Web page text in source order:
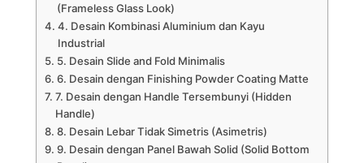
(Frameless Glass Look)
4. Desain Kombinasi Aluminium dan Kayu
Industrial
5. Desain Slide and Fold Minimalis
6. Desain dengan Finishing Powder Coating Matte
7. Desain dengan Handle Tersembunyi (Hidden
Handle)
8. Desain Lebar Tidak Simetris (Asimetris)
9. Desain dengan Panel Bawah Solid (Solid Bottom